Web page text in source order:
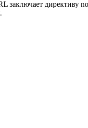
заключает директиву